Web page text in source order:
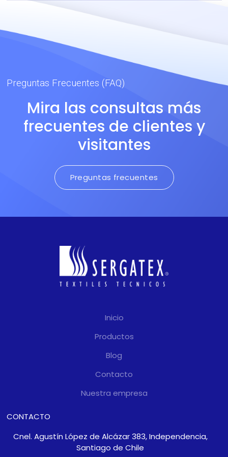
Preguntas Frecuentes (FAQ)
Mira las consultas más
frecuentes de clientes y
visitantes
Preguntas frecuentes
Inicio
Productos
Blog
Contacto
Nuestra empresa
CONTACTO
Cnel. Agustín López de Alcázar 383, Independencia,
Santiago de Chile